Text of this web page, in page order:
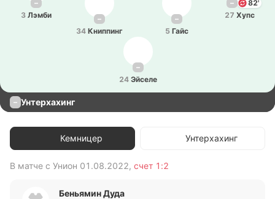
–
24 Эйселе
–
34 Кни­ппинг
–
5 Гайс
–
3 Лэмби
–
82'
27 Хупс
– Унтерхахинг
Кемницер Унтерхахинг
В матче с Унион 01.08.2022, счет 1:2
Беньямин Дуда